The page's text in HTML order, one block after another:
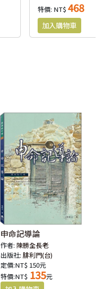
特價: NT$468
申命記導論
作者: 陳勝全長老
出版社:腓利門(台)
定價:NT$ 150元
特價:NT$ 135元